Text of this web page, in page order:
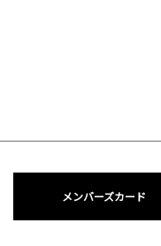
メンバーズカード